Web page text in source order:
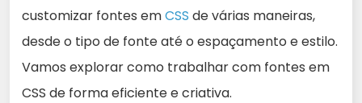
customizar fontes emCSS de várias maneiras,
desde o tipo de fonte até o espaçamento e estilo.
Vamos explorar como trabalhar com fontes em
CSS de forma eficiente e criativa.